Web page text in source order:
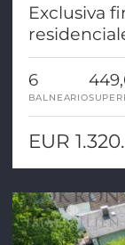
Exclusiva
una
Klopein.
6
BALNEARIO
EUR